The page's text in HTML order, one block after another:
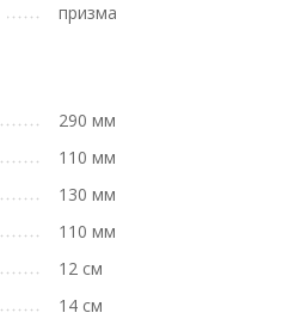
призма
290 мм
110 мм
130 мм
110 мм
12 см
14 см